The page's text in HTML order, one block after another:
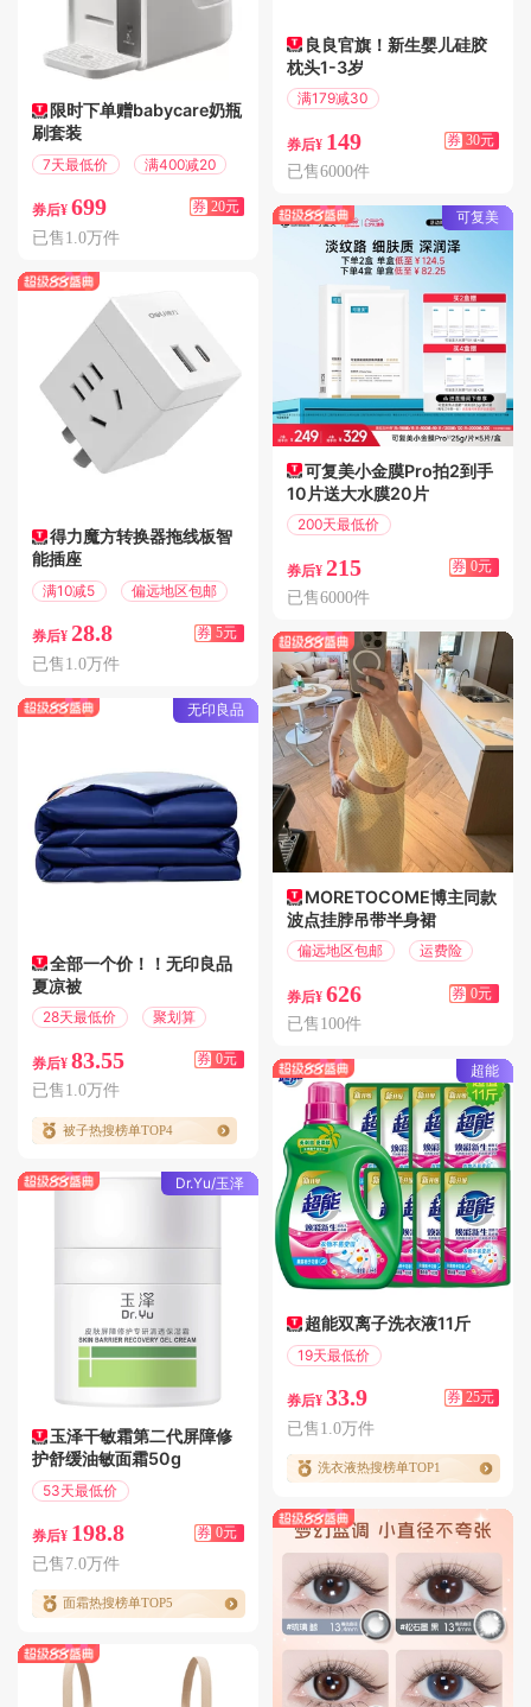
限时下单赠babycare奶瓶
刷套装
7天最低价 满400减20
券后¥ 699 券 20元
已售1.0万件
得力魔方转换器拖线板智
能插座
满10减5 偏远地区包邮
券后¥ 28.8 券 5元
已售1.0万件
无印良品
全部一个价！！无印良品
夏凉被
28天最低价 聚划算
券后¥ 83.55 券 0元
已售1.0万件
被子热搜榜单TOP4
Dr.Yu/玉泽
玉泽干敏霜第二代屏障修
护舒缓油敏面霜50g
53天最低价
券后¥ 198.8 券 0元
已售7.0万件
面霜热搜榜单TOP5
良良官旗！新生婴儿硅胶
枕头1-3岁
满179减30
券后¥ 149 券 30元
已售6000件
可复美
可复美小金膜Pro拍2到手
10片送大水膜20片
200天最低价
券后¥ 215 券 0元
已售6000件
MORETOCOME博主同款
波点挂脖吊带半身裙
偏远地区包邮 运费险
券后¥ 626 券 0元
已售100件
超能
超能双离子洗衣液11斤
19天最低价
券后¥ 33.9 券 25元
已售1.0万件
洗衣液热搜榜单TOP1